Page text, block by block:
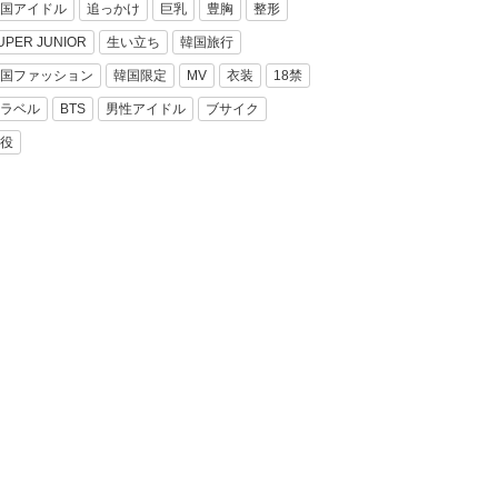
アイドル 追っかけ 巨乳 豊胸 整形
JUNIOR 生い立ち 韓国旅行
ファッション 韓国限定 MV 衣装 18禁
ベル BTS 男性アイドル ブサイク